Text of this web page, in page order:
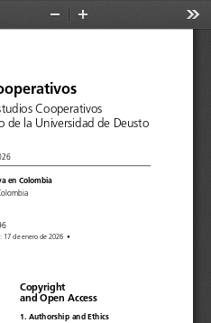
Zoom
Cooperativos
de la Universidad de Deusto
en Colombia
17 de enero de 2026 •
Copyright
and Open Access
1. Authorship and Ethics